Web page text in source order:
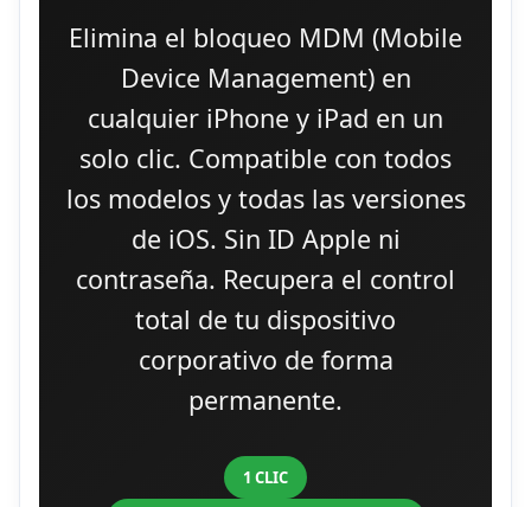
Elimina el bloqueo MDM (Mobile
Device Management) en
cualquier iPhone y iPad en un
solo clic. Compatible con todos
los modelos y todas las versiones
de iOS. Sin ID Apple ni
contraseña. Recupera el control
total de tu dispositivo
corporativo de forma
permanente.
1 CLIC